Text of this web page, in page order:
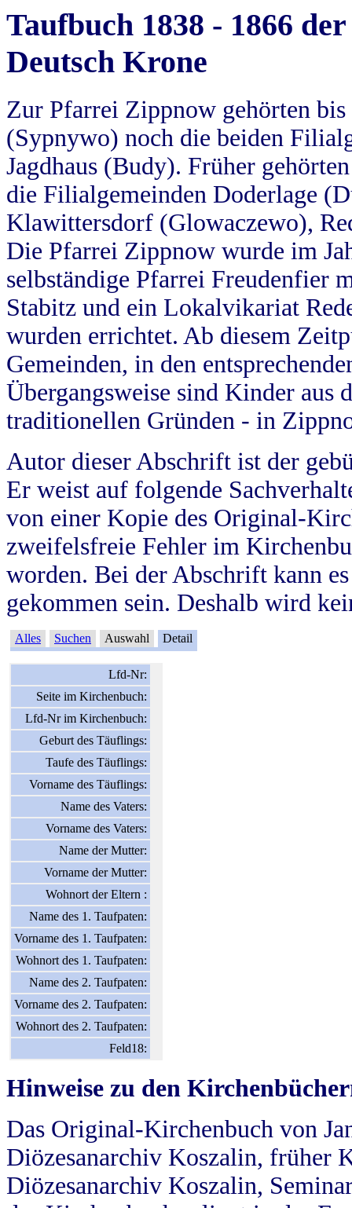
Taufbuch 1838 - 1866
Deutsch Krone
Zur Pfarrei Zippnow gehörten
(Sypnywo) noch die beiden
Jagdhaus (Budy). Früher
die Filialgemeinden Doderlage
Klawittersdorf (Glowaczewo),
Die Pfarrei Zippnow wurde im
selbständige Pfarrei Freudenfier
Stabitz und ein Lokalvikariat
wurden errichtet. Ab diesem
Gemeinden, in den
Übergangsweise sind Kinder aus
traditionellen Gründen - in
Autor dieser Abschrift ist der
Er weist auf folgende
von einer Kopie des Original-
zweifelsfreie Fehler im
worden. Bei der Abschrift kann
gekommen sein. Deshalb wird
Alles Suchen Auswahl Detail
Lfd-Nr:
Seite im Kirchenbuch:
Lfd-Nr im Kirchenbuch:
Geburt des Täuflings:
Taufe des Täuflings:
Vorname des Täuflings:
Name des Vaters:
Vorname des Vaters:
Name der Mutter:
Vorname der Mutter:
Wohnort der Eltern :
Name des 1. Taufpaten:
Vorname des 1. Taufpaten:
Wohnort des 1. Taufpaten:
Name des 2. Taufpaten:
Vorname des 2. Taufpaten:
Wohnort des 2. Taufpaten:
Feld18:
Hinweise zu den
Das Original-Kirchenbuch von
Diözesanarchiv Koszalin, früher
Diözesanarchiv Koszalin,